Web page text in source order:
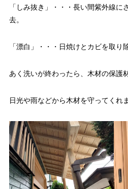
「しみ抜き」・・・長い間紫外線に
去。
「漂白」・・・日焼けとカビを取り
あく洗いが終わったら、木材の保護
日光や雨などから木材を守ってくれま